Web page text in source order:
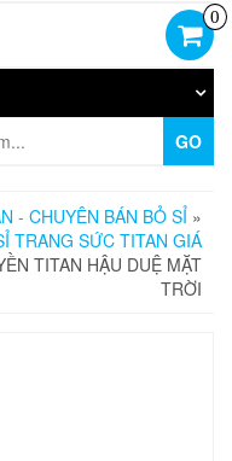
0
GO
- CHUYÊN BÁN BỎ SỈ »
TRANG SỨC TITAN GIÁ
TITAN HẬU DUỆ MẶT
TRỜI